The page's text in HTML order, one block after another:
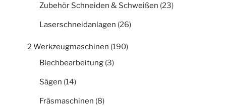
Zubehör Schneiden & Schweißen (23)
Laserschneidanlagen (26)
2 Werkzeugmaschinen (190)
Blechbearbeitung (3)
Sägen (14)
Fräsmaschinen (8)